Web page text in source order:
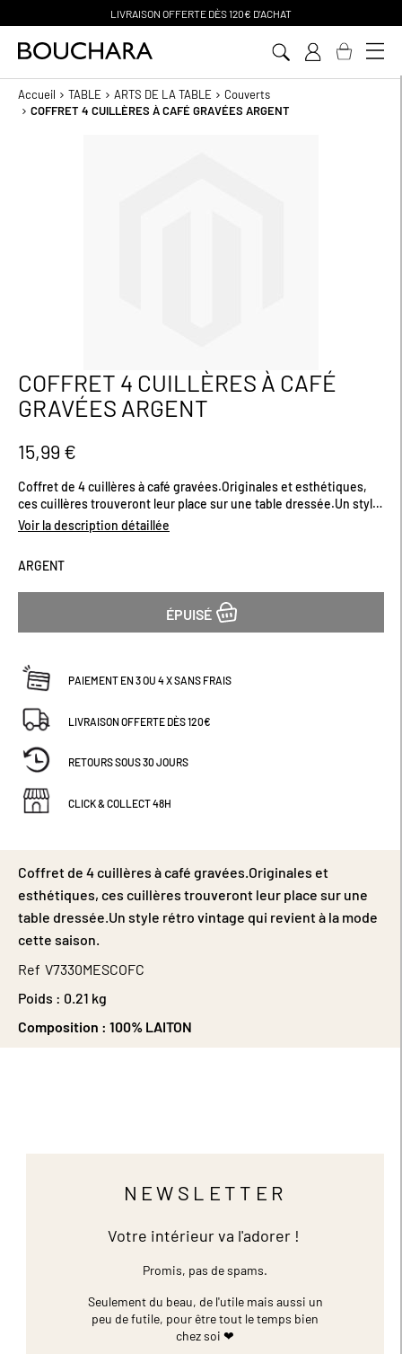
PAIEMENT EN 3 SANS FRAIS
Accueil TABLE ARTS DE LA TABLE
Couverts
COFFRET 4 CUILLÈRES À CAFÉ GRAVÉES ARGENT
Passer
au
début
la
Galerie
d’images
COFFRET 4 CUILLÈRES À CAFÉ
GRAVÉES ARGENT
15,99 €
Coffret de 4 cuillères à café gravées.Originales et esthétiques,
ces cuillères trouveront leur place sur une table dressée.Un style
rétro vintage qui revient à la mode cette saison.
Voir la description détaillée
ARGENT
ÉPUISÉ
PAIEMENT EN 3 OU 4 X SANS FRAIS
LIVRAISON OFFERTE DÈS 120€
RETOURS SOUS 30 JOURS
CLICK & COLLECT 48H
Coffret de 4 cuillères à café gravées.Originales et
esthétiques, ces cuillères trouveront leur place sur une
table dressée.Un style rétro vintage qui revient à la mode
cette saison.
Ref V7330MESCOFC
Poids : 0.21 kg
Composition : 100% LAITON
NEWSLETTER
Votre intérieur va l'adorer !
Promis, pas de spams.
Seulement du beau, de l'utile mais aussi un
peu de futile, pour être tout le temps bien
chez soi ❤